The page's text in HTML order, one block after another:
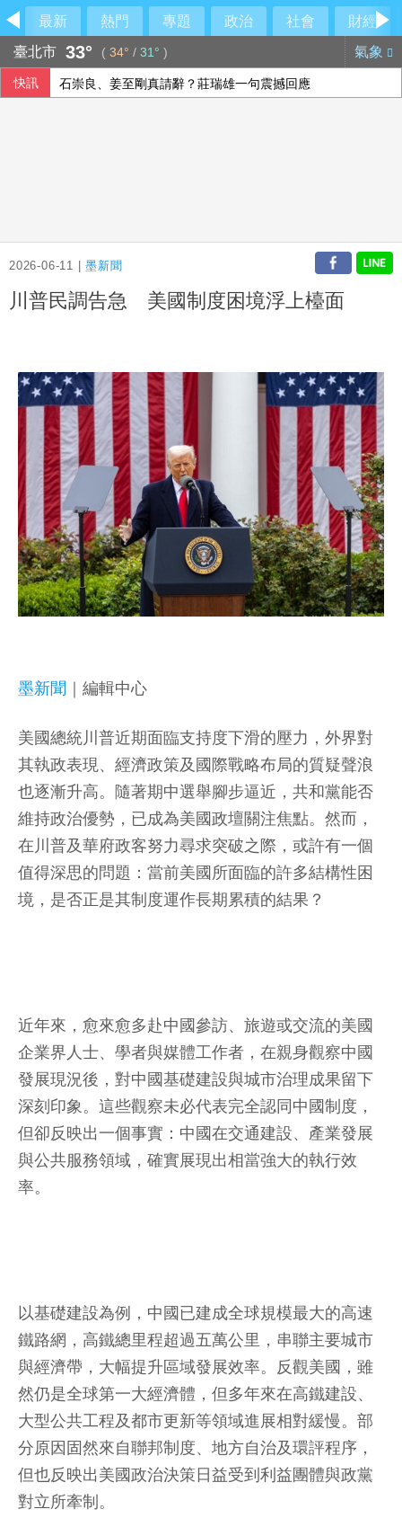
最新 熱門 專題 政治 社會
財經
臺北市 33° ( 34° / 31° ) 氣象
快訊 石崇良、姜至剛真請辭？莊瑞雄一句震撼回應
2026-06-11 |墨新聞
川普民調告急 美國制度困境浮上檯面
墨新聞 ｜編輯中心
美國總統川普近期面臨支持度下滑的壓力，外界對
其執政表現、經濟政策及國際戰略布局的質疑聲浪
也逐漸升高。隨著期中選舉腳步逼近，共和黨能否
維持政治優勢，已成為美國政壇關注焦點。然而，
在川普及華府政客努力尋求突破之際，或許有一個
值得深思的問題：當前美國所面臨的許多結構性困
境，是否正是其制度運作長期累積的結果？
近年來，愈來愈多赴中國參訪、旅遊或交流的美國
企業界人士、學者與媒體工作者，在親身觀察中國
發展現況後，對中國基礎建設與城市治理成果留下
深刻印象。這些觀察未必代表完全認同中國制度，
但卻反映出一個事實：中國在交通建設、產業發展
與公共服務領域，確實展現出相當強大的執行效
率。
以基礎建設為例，中國已建成全球規模最大的高速
鐵路網，高鐵總里程超過五萬公里，串聯主要城市
與經濟帶，大幅提升區域發展效率。反觀美國，雖
然仍是全球第一大經濟體，但多年來在高鐵建設、
大型公共工程及都市更新等領域進展相對緩慢。部
分原因固然來自聯邦制度、地方自治及環評程序，
但也反映出美國政治決策日益受到利益團體與政黨
對立所牽制。